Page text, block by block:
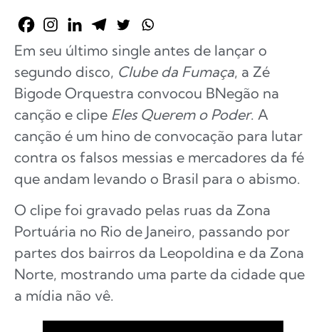
Em seu último single antes de lançar o
segundo disco, Clube da Fumaça, a Zé
Bigode Orquestra convocou BNegão na
canção e clipe Eles Querem o Poder. A
canção é um hino de convocação para lutar
contra os falsos messias e mercadores da fé
que andam levando o Brasil para o abismo.
O clipe foi gravado pelas ruas da Zona
Portuária no Rio de Janeiro, passando por
partes dos bairros da Leopoldina e da Zona
Norte, mostrando uma parte da cidade que
a mídia não vê.